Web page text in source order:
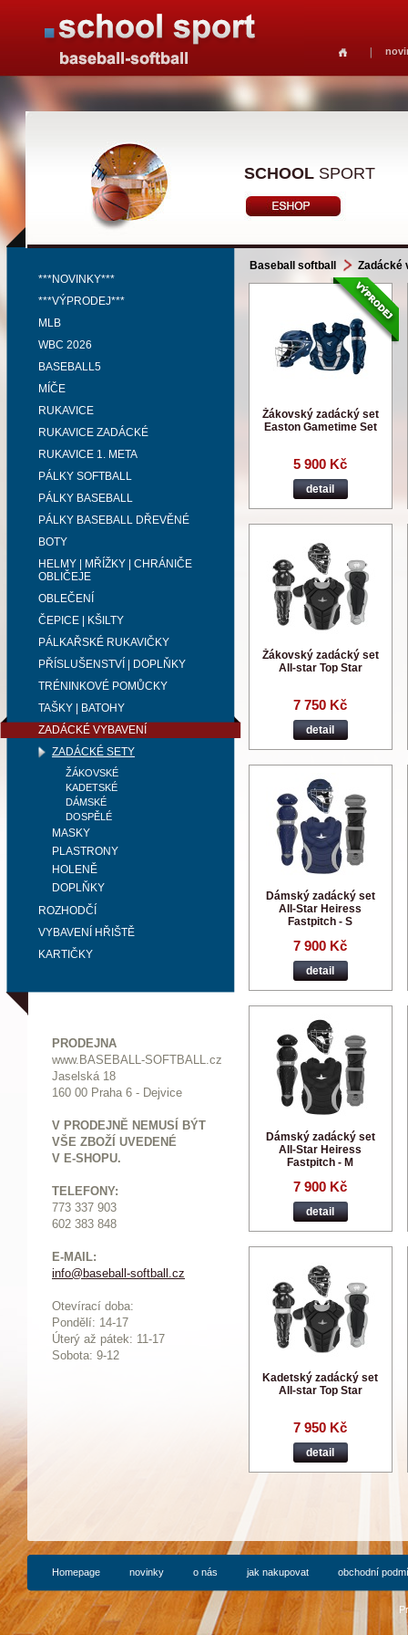
SCHOOL SPORT
***NOVINKY***
***VÝPRODEJ***
MLB
WBC 2026
BASEBALL5
MÍČE
RUKAVICE
RUKAVICE ZADÁCKÉ
RUKAVICE 1. META
PÁLKY SOFTBALL
PÁLKY BASEBALL
PÁLKY BASEBALL DŘEVĚNÉ
BOTY
HELMY | MŘÍŽKY | CHRÁNIČE
OBLIČEJE
OBLEČENÍ
ČEPICE | KŠILTY
PÁLKAŘSKÉ RUKAVIČKY
PŘÍSLUŠENSTVÍ | DOPLŇKY
TRÉNINKOVÉ POMŮCKY
TAŠKY | BATOHY
ZADÁCKÉ VYBAVENÍ
ZADÁCKÉ SETY
ŽÁKOVSKÉ
KADETSKÉ
DÁMSKÉ
DOSPĚLÉ
MASKY
PLASTRONY
HOLENĚ
DOPLŇKY
ROZHODČÍ
VYBAVENÍ HŘIŠTĚ
KARTIČKY
PRODEJNA
www.BASEBALL-SOFTBALL.cz
Jaselská 18
160 00 Praha 6 - Dejvice
V PRODEJNĚ NEMUSÍ BÝT
VŠE ZBOŽÍ UVEDENÉ
V E-SHOPU.
TELEFONY:
773 337 903
602 383 848
E-MAIL:
info@baseball-softball.cz
Otevírací doba:
Pondělí: 14-17
Úterý až pátek: 11-17
Sobota: 9-12
Baseball softball Zadácké
Žákovský zadácký set
Easton Gametime Set
5 900 Kč
detail
Žákovský zadácký set
All-star Top Star
7 750 Kč
detail
Dámský zadácký set
All-Star Heiress
Fastpitch - S
7 900 Kč
detail
Dámský zadácký set
All-Star Heiress
Fastpitch - M
7 900 Kč
detail
Kadetský zadácký set
All-star Top Star
7 950 Kč
detail
Homepage novinky o nás jak nakupovat obchodní